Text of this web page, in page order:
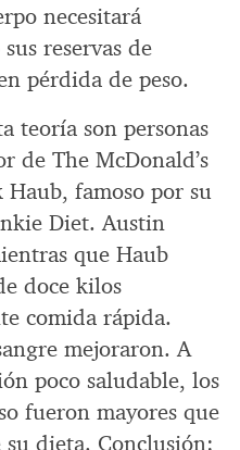
necesitará
reservas de
pérdida de peso.
teoría son personas
de The McDonald’s
famoso por su
Diet. Austin
que Haub
doce kilos
comida rápida.
mejoraron. A
poco saludable, los
fueron mayores que
su dieta. Conclusión: